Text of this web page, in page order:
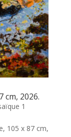
cm, 2026.
1
105 x 87 cm,